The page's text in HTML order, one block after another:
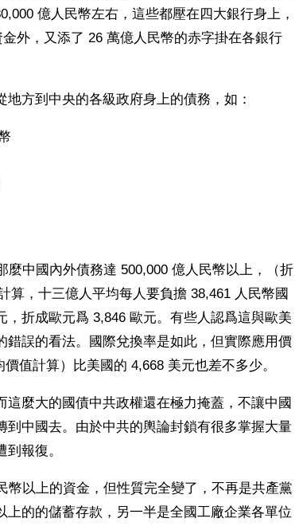
億人民幣左右，這些都壓在四大銀行身上，
外，又添了 26 萬億人民幣的赤字掛在各銀行
方到中央的各級政府身上的債務，如：
麼中國內外債務達 500,000 億人民幣以上，（折
算，十三億人平均每人要負擔 38,461 人民幣國
折成歐元爲 3,846 歐元。有些人認爲這與歐美
誤的看法。國際兌換率是如此，但實際應用價
值計算）比美國的 4,668 美元也差不多少。
麼大的國債中共政權還在極力掩蓋，不讓中國
到中國去。由於中共的輿論封鎖有很多掌握大量
報復。
幣以上的資金，但性質完全變了，不再是共產黨
的的儲蓄存款，另一半是全國工廠企業各單位